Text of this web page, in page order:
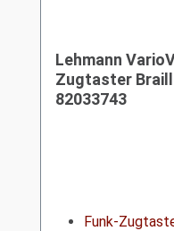
Lehmann
Zugtaster
82033743
Funk-